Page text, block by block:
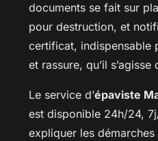
documents se fait sur
pour destruction, et
certificat, indispensable
et rassure, qu’il
Le service d’épaviste
est disponible 24h/24,
expliquer les